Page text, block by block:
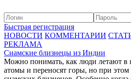
Быстрая регистрация
НОВОСТИ КОММЕНТАРИИ
РЕКЛАМА
Сиамские близнецы из Индии
Можно понимать, как люди летают в
атомы и переносят горы, но при этом